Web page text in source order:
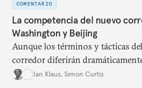
COMENTARIO
La competencia del nuevo
Washington y Beijing
Aunque los términos y tácticas
corredor diferirán
BRI, el enfoque de los EEUU
Ian Klaus, Simon Curtis